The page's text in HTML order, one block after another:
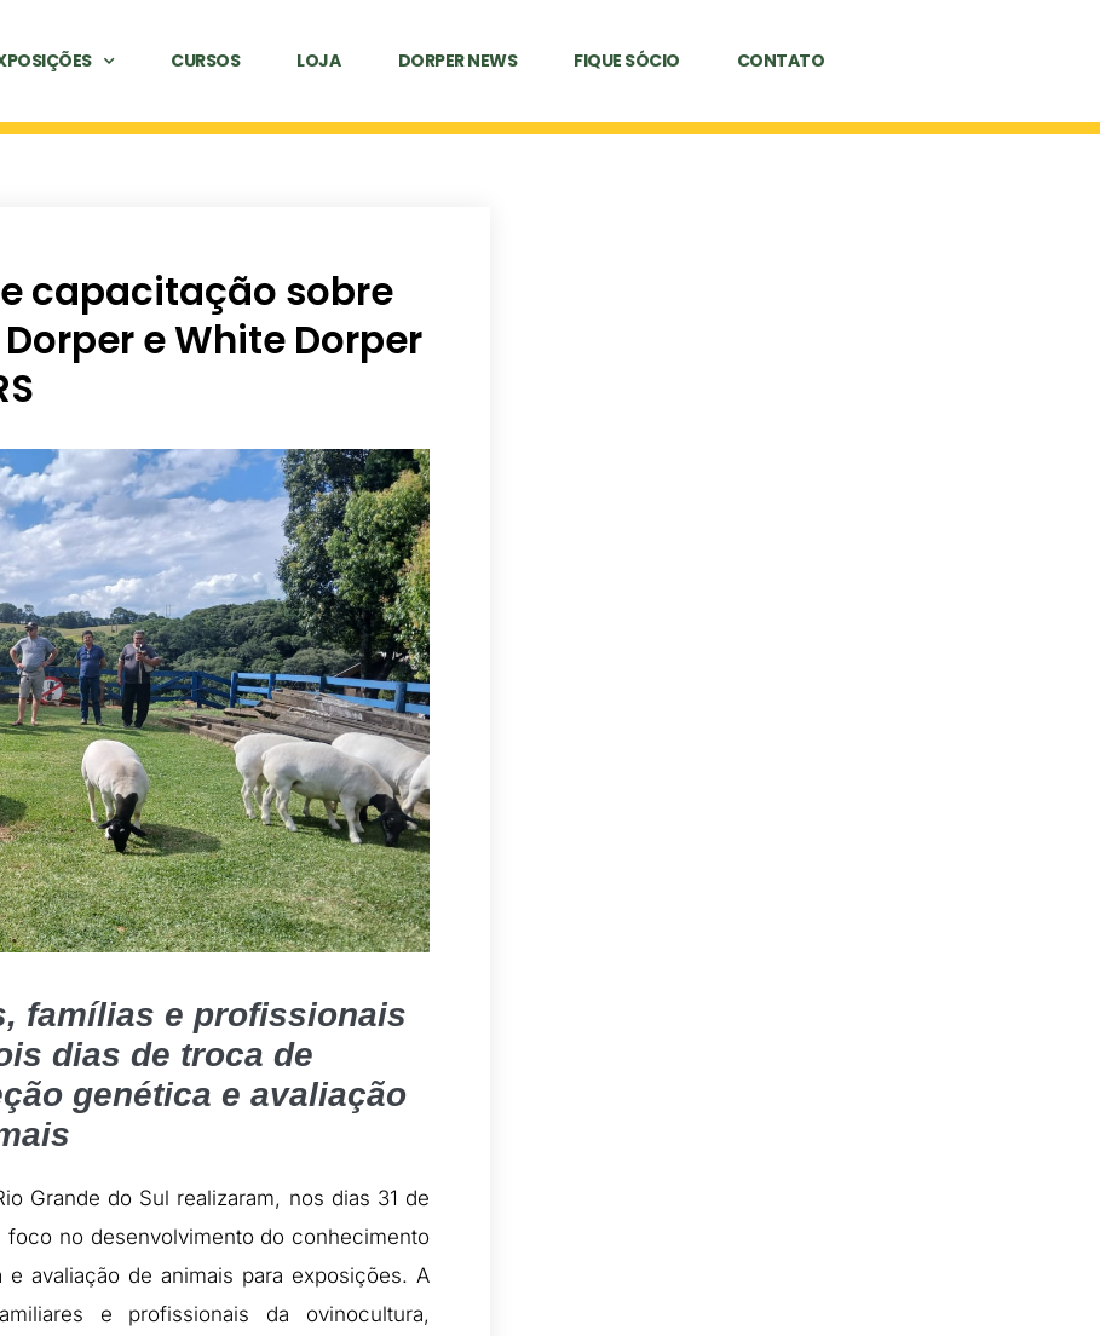
CURSOS LOJA DORPER NEWS FIQUE SÓCIO CONTATO
capacitação sobre
e White Dorper
famílias e profissionais
dias de troca de
genética e avaliação
Grande do Sul realizaram, nos dias 31 de
foco no desenvolvimento do conhecimento
avaliação de animais para exposições. A
e profissionais da ovinocultura,